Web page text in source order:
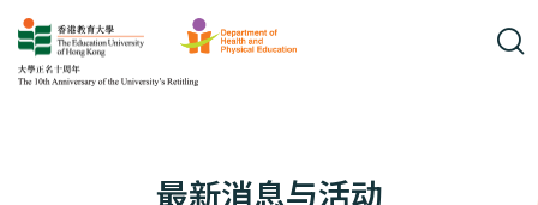
最新消息与活动